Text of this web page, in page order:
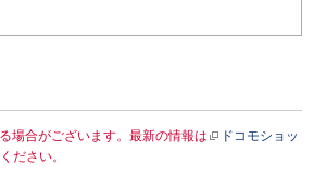
場合がございます。最新の情報は
ドコモショッ
ださい。